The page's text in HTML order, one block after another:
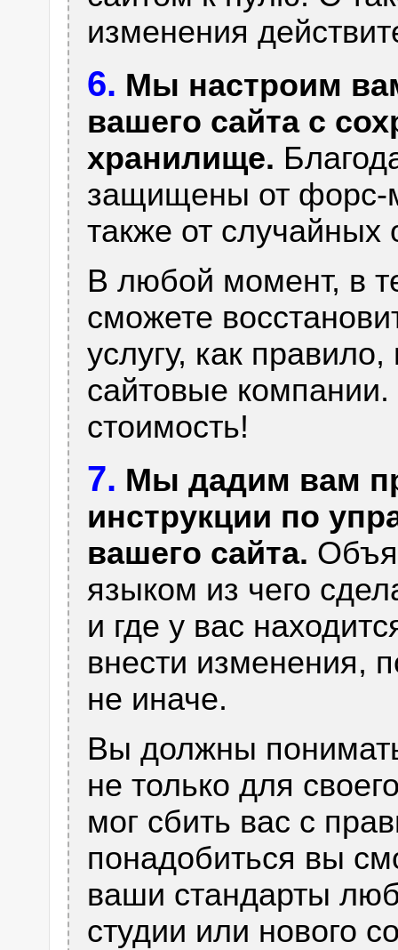
изменения
6. Мы настроим
вашего сайта с
хранилище.
защищены от форс-
также от
В любой момент, в
сможете
услугу, как
сайтовые компании.
стоимость!
7. Мы дадим вам
инструкции по
вашего сайта.
языком из чего
и где у вас
внести изменения,
не иначе.
Вы должны
не только для
мог сбить вас с
понадобиться вы
ваши стандарты
студии или нового